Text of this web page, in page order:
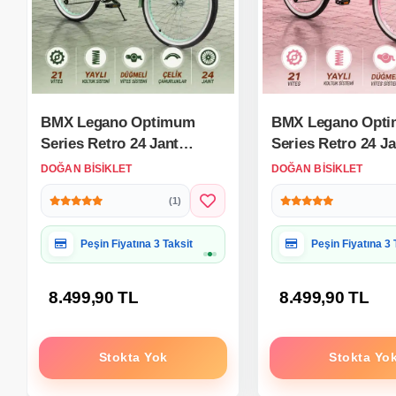
BMX Legano Optimum
Series Retro 24 Jant
Bisiklet Yeşil - 21 Vites 24
Jant Bisiklet
DOĞAN BISIKLET
(1)
Hediye Paketine Uygun
8.499,90 TL
Stokta Yok
BMX Legano
Series Retro 24
Bisiklet Pembe -
24 Jant Bisiklet
DOĞAN BISIKLET
Hediye Paketine
8.499,90 TL
Stokta